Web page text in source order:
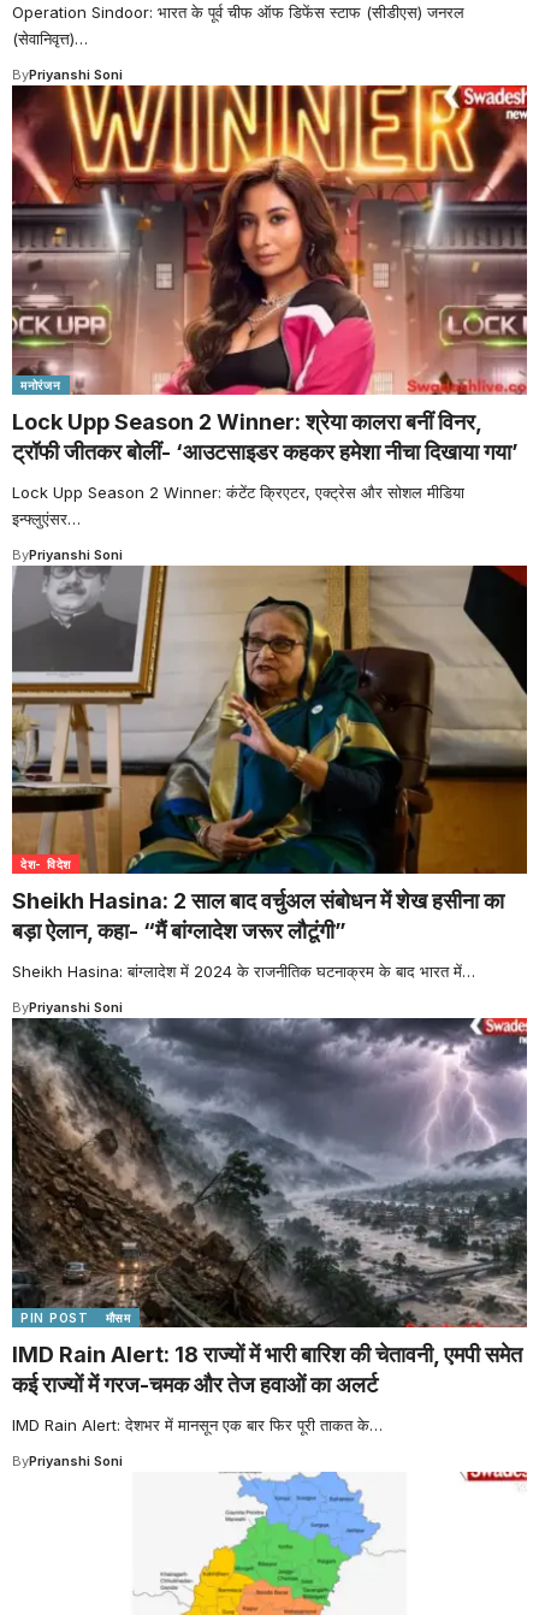
Operation Sindoor: भारत के पूर्व चीफ ऑफ डिफेंस स्टाफ (सीडीएस) जनरल
(सेवानिवृत्त)…
ByPriyanshi Soni
मनोरंजन
Lock Upp Season 2 Winner: श्रेया कालरा बनीं विनर,
ट्रॉफी जीतकर बोलीं- ‘आउटसाइडर कहकर हमेशा नीचा दिखाया गया’
Lock Upp Season 2 Winner: कंटेंट क्रिएटर, एक्ट्रेस और सोशल मीडिया
इन्फ्लुएंसर…
ByPriyanshi Soni
देश- विदेश
Sheikh Hasina: 2 साल बाद वर्चुअल संबोधन में शेख हसीना का
बड़ा ऐलान, कहा- “मैं बांग्लादेश जरूर लौटूंगी”
Sheikh Hasina: बांग्लादेश में 2024 के राजनीतिक घटनाक्रम के बाद भारत में…
ByPriyanshi Soni
PIN POST मौसम
IMD Rain Alert: 18 राज्यों में भारी बारिश की चेतावनी, एमपी समेत
कई राज्यों में गरज-चमक और तेज हवाओं का अलर्ट
IMD Rain Alert: देशभर में मानसून एक बार फिर पूरी ताकत के…
ByPriyanshi Soni